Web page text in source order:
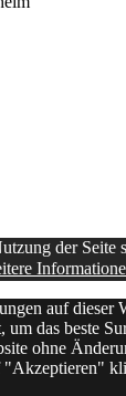
der Seite
auf dieser
um das beste
ohne
"Akzeptieren"